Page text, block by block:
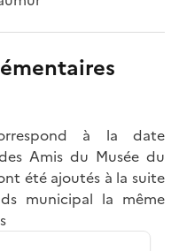
à la date
Amis du Musée du
été ajoutés à la suite
municipal la même